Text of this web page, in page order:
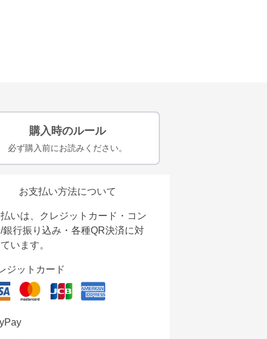
購入時のルール
必ず購入前にお読みください。
お支払い方法について
いは、クレジットカード・コン
/銀行振り込み・各種QR決済に対
います。
ジットカード